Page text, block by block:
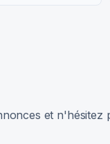
et n'hésitez